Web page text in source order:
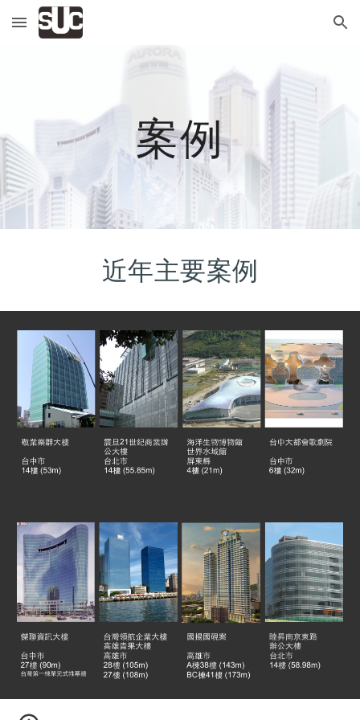
Skip to main content Skip to navigation
案例
近年主要案例